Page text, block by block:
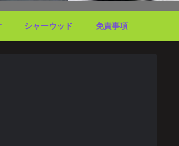
シャーウッド 免責事項